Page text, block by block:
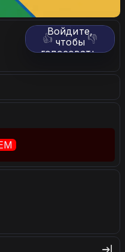
👍 👎
Войдите,
чтобы
голосовать.